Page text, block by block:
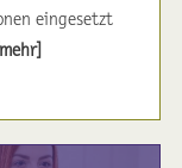
eingesetzt
[mehr]